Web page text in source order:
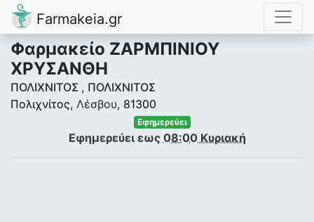
Farmakeia.gr
Φαρμακείο ΖΑΡΜΠΙΝΙΟΥ
ΧΡΥΣΑΝΘΗ
ΠΟΛΙΧΝΙΤΟΣ , ΠΟΛΙΧΝΙΤΟΣ
Πολιχνίτος, Λέσβου, 81300
Εφημερεύει
Εφημερεύει εως 08:00 Κυριακή